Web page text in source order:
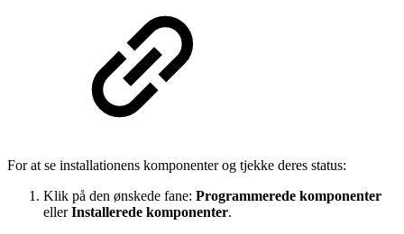
For at se installationens komponenter og tjekke deres status:
Klik på den ønskede fane: Programmerede komponenter
ellerInstallerede komponenter.